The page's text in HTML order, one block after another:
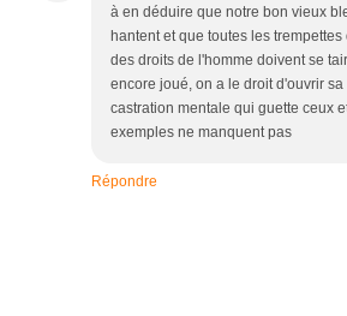
à en déduire que notre bon vieux
hantent et que toutes les
des droits de l'homme doivent se
encore joué, on a le droit d'ouvrir
castration mentale qui guette ceux
exemples ne manquent pas
Répondre